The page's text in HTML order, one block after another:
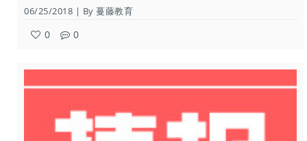
06/25/2018 | By 蔓藤教育
0 0